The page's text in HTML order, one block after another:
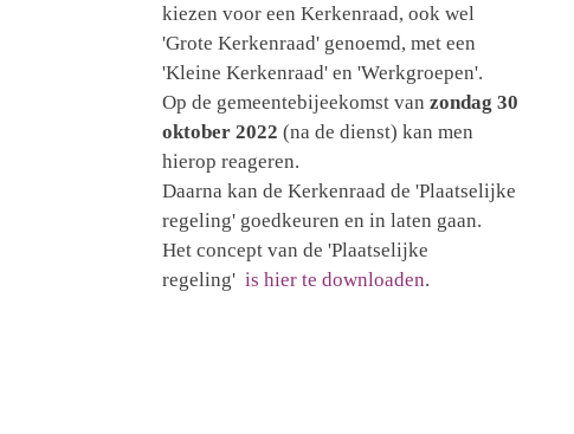
kiezen voor een Kerkenraad, ook wel
'Grote Kerkenraad' genoemd, met een
'Kleine Kerkenraad' en 'Werkgroepen'.
Op de gemeentebijeekomst van zondag 30
oktober 2022 (na de dienst) kan men
hierop reageren.
Daarna kan de Kerkenraad de 'Plaatselijke
regeling' goedkeuren en in laten gaan.
Het concept van de 'Plaatselijke
regeling' is hier te downloaden.